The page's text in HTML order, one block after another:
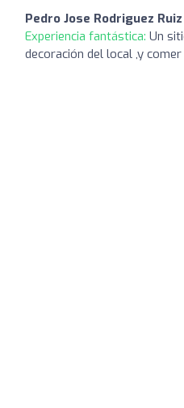
Pedro Jose Rodriguez Ruiz
Experiencia fantástica: Un
decoración del local ,y comer